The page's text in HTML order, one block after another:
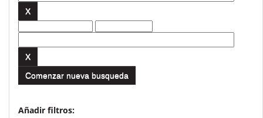
Comenzar nueva busqueda
Añadir filtros: